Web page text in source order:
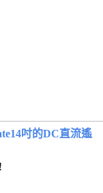
吋的DC直流遙